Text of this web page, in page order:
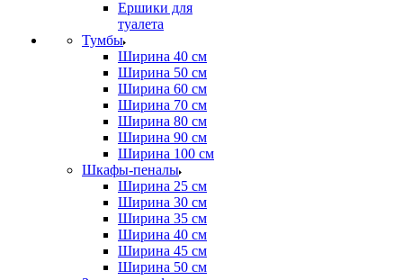
Ершики для
туалета
Тумбы
Ширина 40 см
Ширина 50 см
Ширина 60 см
Ширина 70 см
Ширина 80 см
Ширина 90 см
Ширина 100 см
Шкафы-пеналы
Ширина 25 см
Ширина 30 см
Ширина 35 см
Ширина 40 см
Ширина 45 см
Ширина 50 см